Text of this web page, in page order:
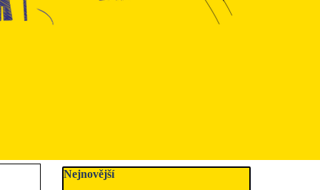
Přeskočit blok Nejnovější
Nejnovější